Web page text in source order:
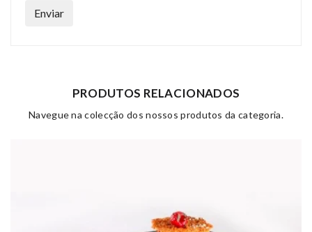
Enviar
PRODUTOS RELACIONADOS
Navegue na colecção dos nossos produtos da categoria.